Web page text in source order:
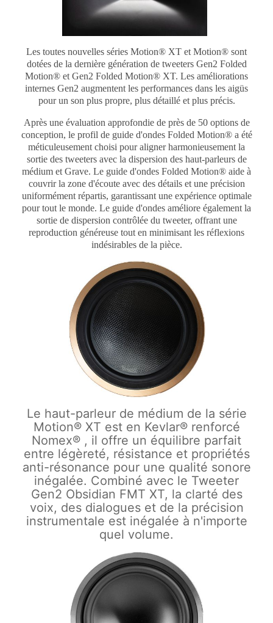
Les toutes nouvelles séries Motion® XT et Motion® sont
dotées de la dernière génération de tweeters Gen2 Folded
Motion® et Gen2 Folded Motion® XT. Les améliorations
internes Gen2 augmentent les performances dans les aigüs
pour un son plus propre, plus détaillé et plus précis.
Après une évaluation approfondie de près de 50 options de
conception, le profil de guide d'ondes Folded Motion® a été
méticuleusement choisi pour aligner harmonieusement la
sortie des tweeters avec la dispersion des haut-parleurs de
médium et Grave. Le guide d'ondes Folded Motion® aide à
couvrir la zone d'écoute avec des détails et une précision
uniformément répartis, garantissant une expérience optimale
pour tout le monde. Le guide d'ondes améliore également la
sortie de dispersion contrôlée du tweeter, offrant une
reproduction généreuse tout en minimisant les réflexions
indésirables de la pièce.
Le haut-parleur de médium de la série
Motion® XT est en Kevlar® renforcé
Nomex® , il offre un équilibre parfait
entre légèreté, résistance et propriétés
anti-résonance pour une qualité sonore
inégalée. Combiné avec le Tweeter
Gen2 Obsidian FMT XT, la clarté des
voix, des dialogues et de la précision
instrumentale est inégalée à n'importe
quel volume.